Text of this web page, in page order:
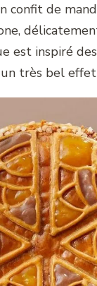
confit de
est inspiré
très bel